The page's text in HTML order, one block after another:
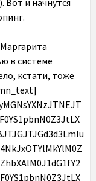
Вот и начнутся